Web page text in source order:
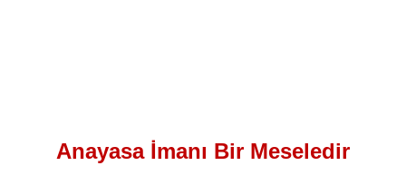
Anayasa İmanı Bir Meseledir